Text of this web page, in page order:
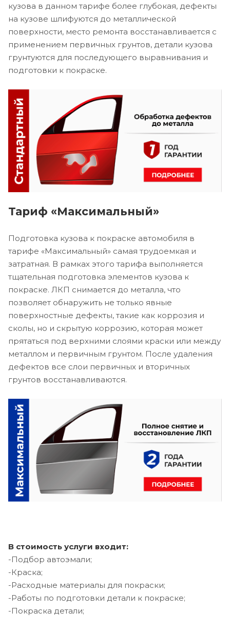
кузова в данном тарифе более глубокая, дефекты
на кузове шлифуются до металлической
поверхности, место ремонта восстанавливается с
применением первичных грунтов, детали кузова
грунтуются для последующего выравнивания и
подготовки к покраске.
Тариф «Максимальный»
Подготовка кузова к покраске автомобиля в
тарифе «Максимальный» самая трудоемкая и
затратная. В рамках этого тарифа выполняется
тщательная подготовка элементов кузова к
покраске. ЛКП снимается до металла, что
позволяет обнаружить не только явные
поверхностные дефекты, такие как коррозия и
сколы, но и скрытую коррозию, которая может
прятаться под верхними слоями краски или между
металлом и первичным грунтом. После удаления
дефектов все слои первичных и вторичных
грунтов восстанавливаются.
В стоимость услуги входит:
-Подбор автоэмали;
-Краска;
-Расходные материалы для покраски;
-Работы по подготовки детали к покраске;
-Покраска детали;